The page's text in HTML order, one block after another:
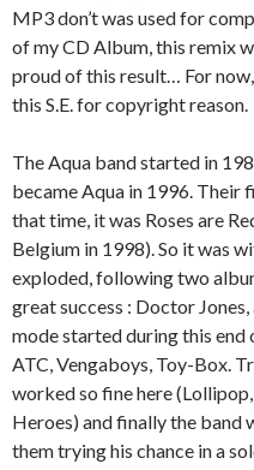
MP3 don’t was used for
of my CD Album, this remix
proud of this result… For
this S.E. for copyright reason.
The Aqua band started in
became Aqua in 1996. Their
that time, it was Roses are
Belgium in 1998). So it was
exploded, following two
great success : Doctor
mode started during this
ATC, Vengaboys, Toy-Box.
worked so fine here
Heroes) and finally the band
them trying his chance in a